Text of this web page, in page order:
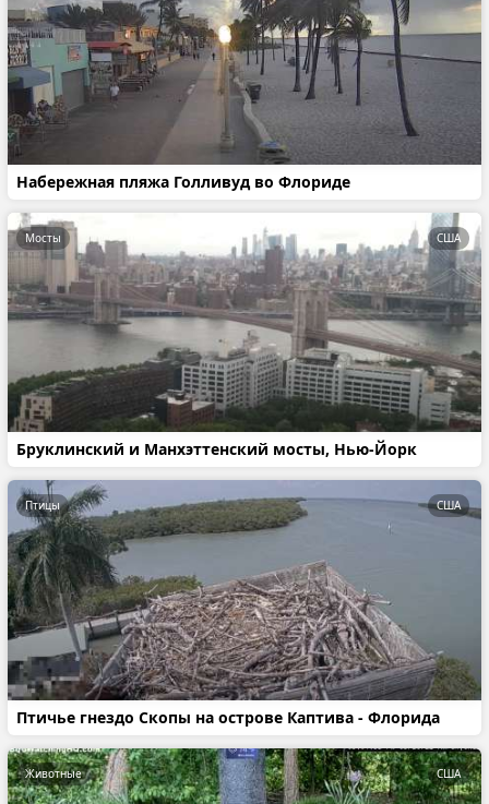
Набережная пляжа Голливуд во Флориде
Бруклинский и Манхэттенский мосты, Нью-Йорк
Мосты США
Птичье гнездо Скопы на острове Каптива - Флорида
Птицы США
Животные США